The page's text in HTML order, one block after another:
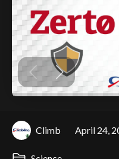
Climb April 24,